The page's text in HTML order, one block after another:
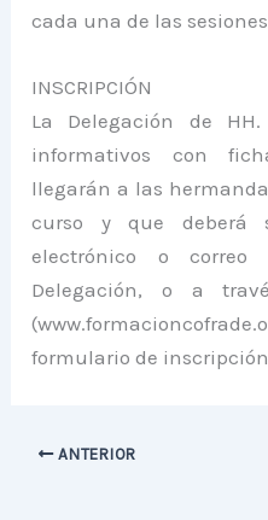
cada una de las
INSCRIPCIÓN
La Delegación de
informativos con
llegarán a las
curso y que deberá
electrónico o
Delegación, o a
formulario de
ANTERIOR